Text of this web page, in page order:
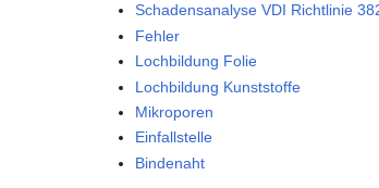
Schadensanalyse VDI Richtlinie
Fehler
Lochbildung Folie
Lochbildung Kunststoffe
Mikroporen
Einfallstelle
Bindenaht